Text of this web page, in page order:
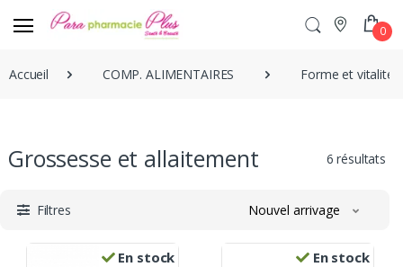
0
Accueil COMP. ALIMENTAIRES Forme et vitalité
Grossesse et allaitement 6 résultats
Filtres Nouvel arrivage
En stock En stock